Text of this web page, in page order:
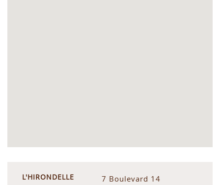
L'HIRONDELLE
7 Boulevard 14